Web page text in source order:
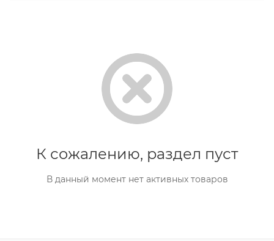
К сожалению, раздел пуст
В данный момент нет активных товаров